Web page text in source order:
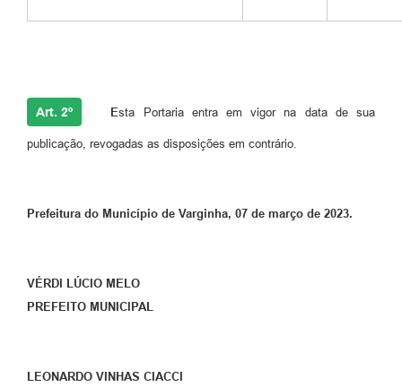
Art. 2º Esta Portaria entra em vigor na data de sua
publicação, revogadas as disposições em contrário.
Prefeitura do Município de Varginha, 07 de março de 2023.
VÉRDI LÚCIO MELO
PREFEITO MUNICIPAL
LEONARDO VINHAS CIACCI